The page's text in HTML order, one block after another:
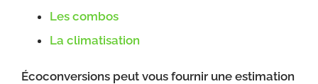
Les combos
La climatisation
Écoconversions peut vous fournir une estimation